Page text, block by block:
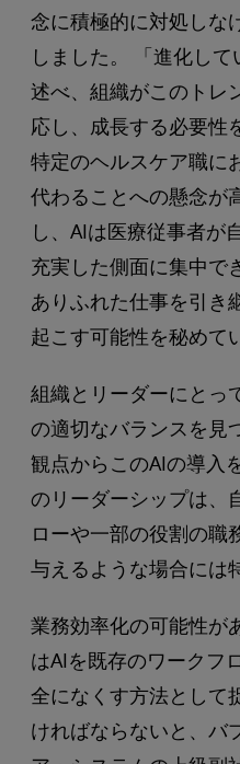
念に積極的に対処しな
しました。 「進化し
述べ、組織がこのトレ
応し、成長する必要性
特定のヘルスケア職に
代わることへの懸念が
し、AIは医療従事者が
充実した側面に集中で
ありふれた仕事を引き
起こす可能性を秘めて
組織とリーダーにとっ
の適切なバランスを見
観点からこのAIの導入
のリーダーシップは、
ローや一部の役割の職
与えるような場合には
業務効率化の可能性が
はAIを既存のワークフ
全になくす方法として
ければならないと、バ